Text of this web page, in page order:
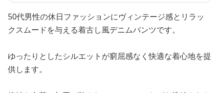
50代男性の休日ファッションにヴィンテージ感とリラッ
クスムードを与える着古し風デニムパンツです。
ゆったりとしたシルエットが窮屈感なく快適な着心地を提
供します。